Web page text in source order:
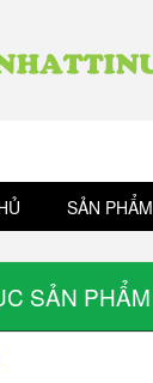
SẢN PHẨM
SẢN PHẨM